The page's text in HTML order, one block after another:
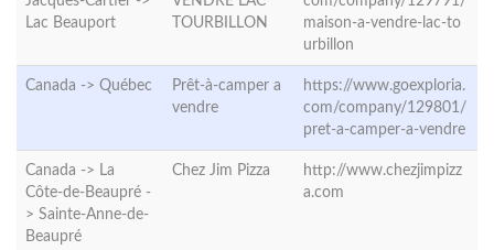
Lac Beauport
TOURBILLON
maison-a-vendre-lac-to
urbillon
Canada -> Québec
Prêt-à-camper a
vendre
https://www.goexploria.
com/company/129801/
pret-a-camper-a-vendre
Canada -> La
Côte-de-Beaupré -
> Sainte-Anne-de-
Beaupré
Chez Jim Pizza
http://www.chezjimpizz
a.com